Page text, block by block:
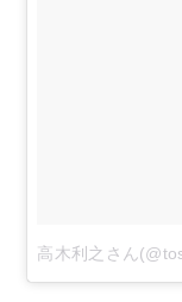
高木利之さん